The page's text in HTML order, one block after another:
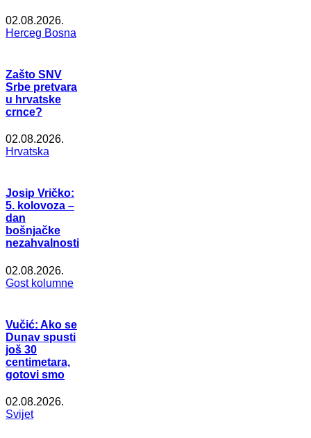
02.08.2026.
Herceg Bosna
Zašto SNV
Srbe pretvara
u hrvatske
crnce?
02.08.2026.
Hrvatska
Josip Vričko:
5. kolovoza –
dan
bošnjačke
nezahvalnosti
02.08.2026.
Gost kolumne
Vučić: Ako se
Dunav spusti
još 30
centimetara,
gotovi smo
02.08.2026.
Svijet